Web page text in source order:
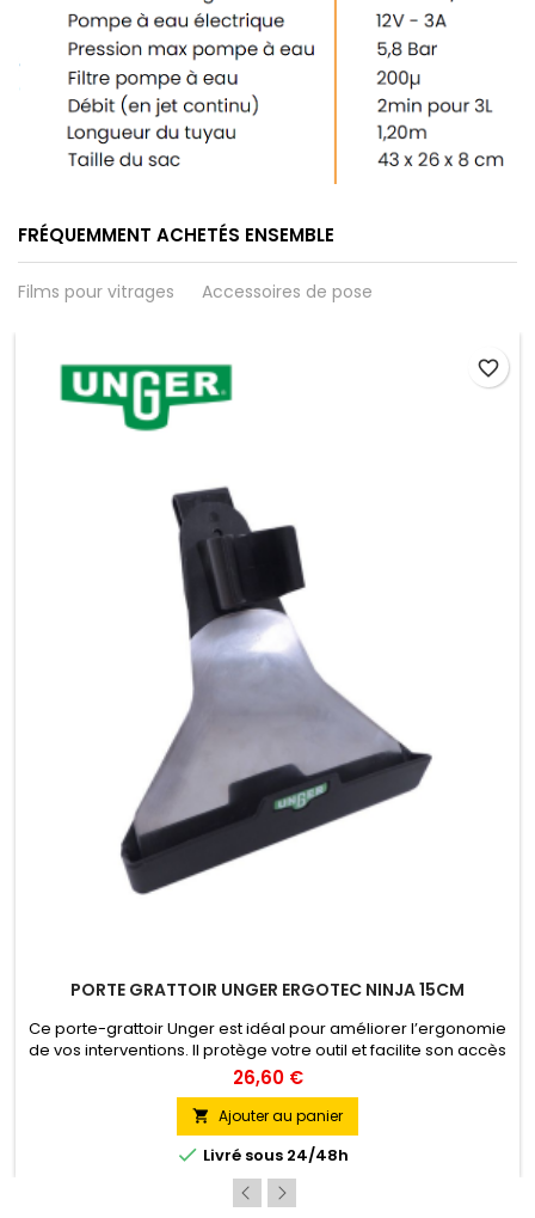
FRÉQUEMMENT ACHETÉS ENSEMBLE
Films pour vitrages Accessoires de pose
PORTE GRATTOIR UNGER ERGOTEC NINJA 15CM
Ce porte-grattoir Unger est idéal pour améliorer l’ergonomie
de vos interventions. Il protège votre outil et facilite son accès
à tout moment, pour un travail plus fluide et sécurisé.
26,60 €
 Ajouter au panier
 Livré sous 24/48h
favorite_border